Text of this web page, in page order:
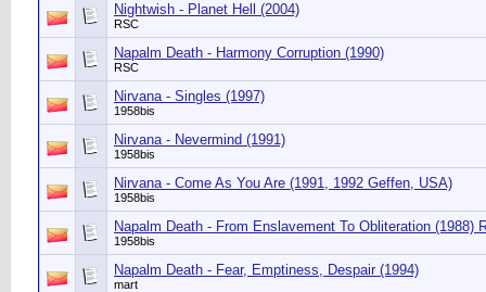
Nightwish - Planet Hell (2004)
RSC
Napalm Death - Harmony Corruption (1990)
RSC
Nirvana - Singles (1997)
1958bis
Nirvana - Nevermind (1991)
1958bis
Nirvana - Come As You Are (1991, 1992 Geffen, USA)
1958bis
Napalm Death - From Enslavement To Obliteration (1988)
1958bis
Napalm Death - Fear, Emptiness, Despair (1994)
mart